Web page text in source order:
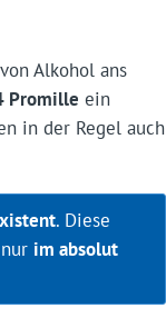
Alkohol ans
Promille ein
in der Regel auch
. Diese
im absolut